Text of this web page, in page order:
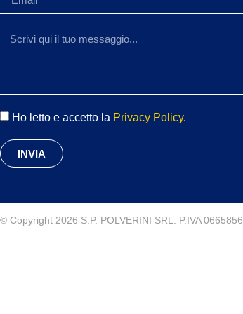
Ho letto e accetto la Privacy Policy.
INVIA
© Copyright 2026 S.P. POLVERINI SRL. P.IVA